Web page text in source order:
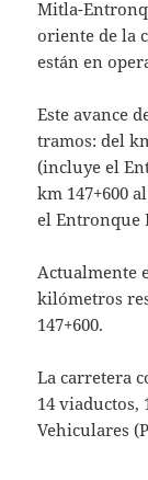
Mitla-
oriente de la
están en
Este avance
tramos: del
(incluye el
km 147+600
el Entronque
Actualmente
kilómetros
147+600.
La carretera
14 viaductos,
Vehiculares